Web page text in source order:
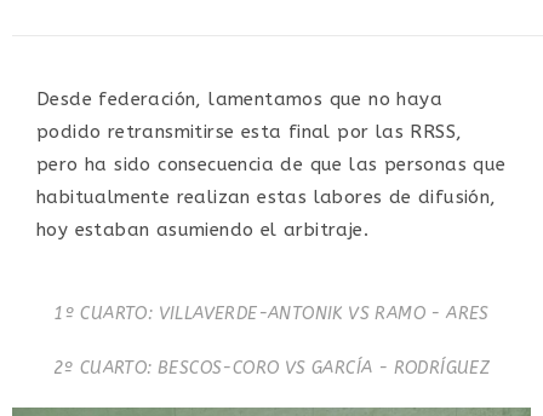
Desde federación, lamentamos que no haya
podido retransmitirse esta final por las RRSS,
pero ha sido consecuencia de que las personas que
habitualmente realizan estas labores de difusión,
hoy estaban asumiendo el arbitraje.
1º CUARTO: VILLAVERDE-ANTONIK VS RAMO - ARES
2º CUARTO: BESCOS-CORO VS GARCÍA - RODRÍGUEZ